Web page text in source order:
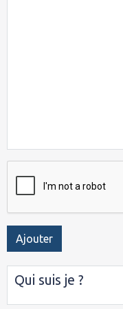
Ajouter
Qui suis je ?